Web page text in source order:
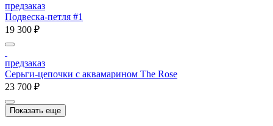
предзаказ
Подвеска-петля #1
19 300 ₽
предзаказ
Серьги-цепочки с аквамарином The Rose
23 700 ₽
Показать еще